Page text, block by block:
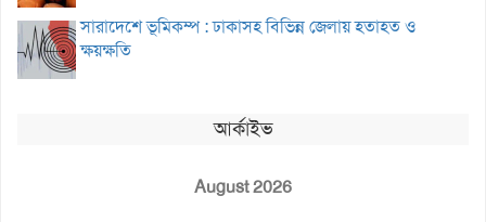
সারাদেশে ভূমিকম্প : ঢাকাসহ বিভিন্ন জেলায় হতাহত ও
ক্ষয়ক্ষতি
আর্কাইভ
August 2026